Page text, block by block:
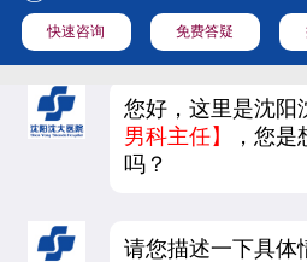
快速咨询 免费答疑
您好，这里是沈阳
男科主任】
，您是
吗？
请您描述一下具体